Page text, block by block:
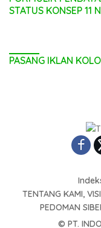
STATUS KONSEP 11
PASANG IKLAN
TENTANG KAMI,
PEDOMAN
© PT.